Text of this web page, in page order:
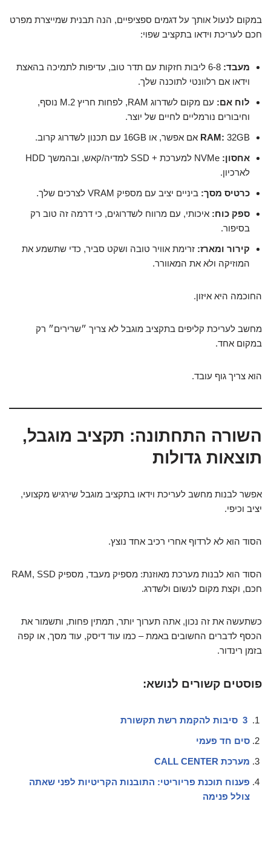
במקום לנעול אותך על דגמים ספציפיים, הנה תבנית שמייצרת מפרט
חכם לעריכת וידאו בתקציב שפוי:
מעבד:
6-8 ליבות חזקות עם תדר טוב, עדיפות לתמיכה בהאצת
וידאו אם רלוונטי לתוכנה שלך.
לוח אם:
עם מקום לשדרוג RAM, לפחות חריץ M.2 נוסף,
וחיבורים נורמליים לחיים של יוצר.
RAM: 32GB אם אפשר, או 16GB עם תכנון לשדרוג קרוב.
אחסון:
NVMe למערכת + SSD למדיה/קאש, ובהמשך HDD
לארכיון.
כרטיס מסך: ביניים יציב עם מספיק VRAM לצרכים שלך.
ספק כוח: איכותי, עם מרווח לשדרוגים, כי דרמה זה טוב רק
בסיפור.
קירור ומארז: זרימת אוויר טובה ושקט סביר, כדי שתשמע את
המוזיקה ולא את המאוורר.
החוכמה היא איזון.
מחשב לעריכת קליפים בתקציב מוגבל לא צריך ״שרירים״ רק
במקום אחד.
הוא צריך גוף עובד.
השורה התחתונה: תקציב מוגבל,
תוצאות גדולות
אפשר לבנות מחשב לעריכת וידאו בתקציב מוגבל שירגיש מקצועי,
יציב וכיפי.
הסוד הוא לא לרדוף אחרי רכיב אחד נוצץ.
הסוד הוא לבנות מערכת מאוזנת: מספיק מעבד, מספיק RAM, SSD
חכם, וקצת מקום לנשום ולשדרג.
כשתעשה את זה נכון, אתה תערוך יותר, תמתין פחות, ותשמור את
הכסף לדברים החשובים באמת – כמו עוד דיסק, עוד מסך, או קפה
בזמן רינדור.
פוסטים קשורים לנושא:
סים חד פעמי
מערכת CALL CENTER
פענוח תוכנת פריוריטי: התובנות הקריטיות לפני שאתה
צולל פנימה